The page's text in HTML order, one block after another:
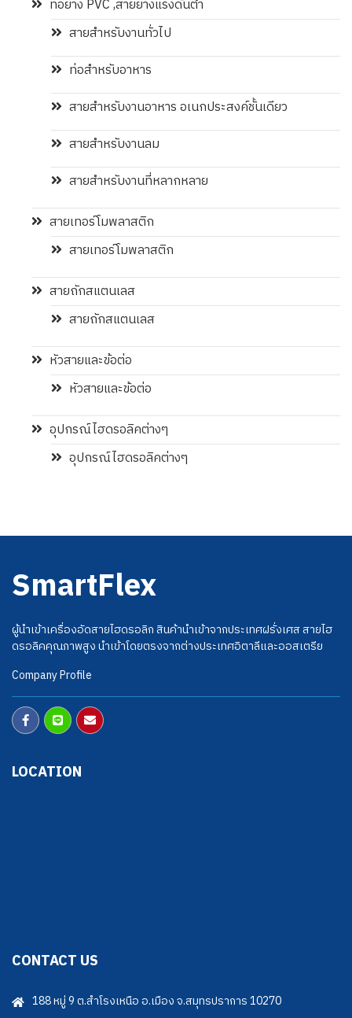
ท่อยาง PVC ,สายยางแรงดันต่ำ
สายสำหรับงานทั่วไป
ท่อสำหรับอาหาร
สายสำหรับงานอาหาร อเนกประสงค์ชั้นเดียว
สายสำหรับงานลม
สายสำหรับงานที่หลากหลาย
สายเทอร์โมพลาสติก
สายเทอร์โมพลาสติก
สายถักสแตนเลส
สายถักสแตนเลส
หัวสายและข้อต่อ
หัวสายและข้อต่อ
อุปกรณ์ไฮดรอลิคต่างๆ
อุปกรณ์ไฮดรอลิคต่างๆ
SmartFlex
ผู้นำเข้าเครื่องอัดสายไฮดรอลิก สินค้านำเข้าจากประเทศฝรั่งเศส สายไฮ
ดรอลิคคุณภาพสูง นำเข้าโดยตรงจากต่างประเทศอิตาลีและออสเตรีย
Company Profile
LOCATION
CONTACT US
188 หมู่ 9 ต.สำโรงเหนือ อ.เมือง จ.สมุทรปราการ 10270